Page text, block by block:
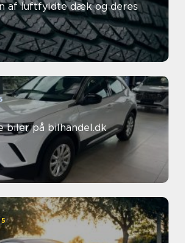
af luftfyldte dæk og deres
biler på bilhandel.dk